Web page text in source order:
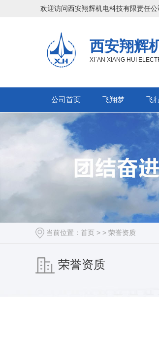
欢迎访问西安翔辉机电科技有限责任公
西安翔辉
XI`AN XIANG HUI
公司首页 飞翔梦 飞
当前位置： 首页 > > 荣誉资质
荣誉资质